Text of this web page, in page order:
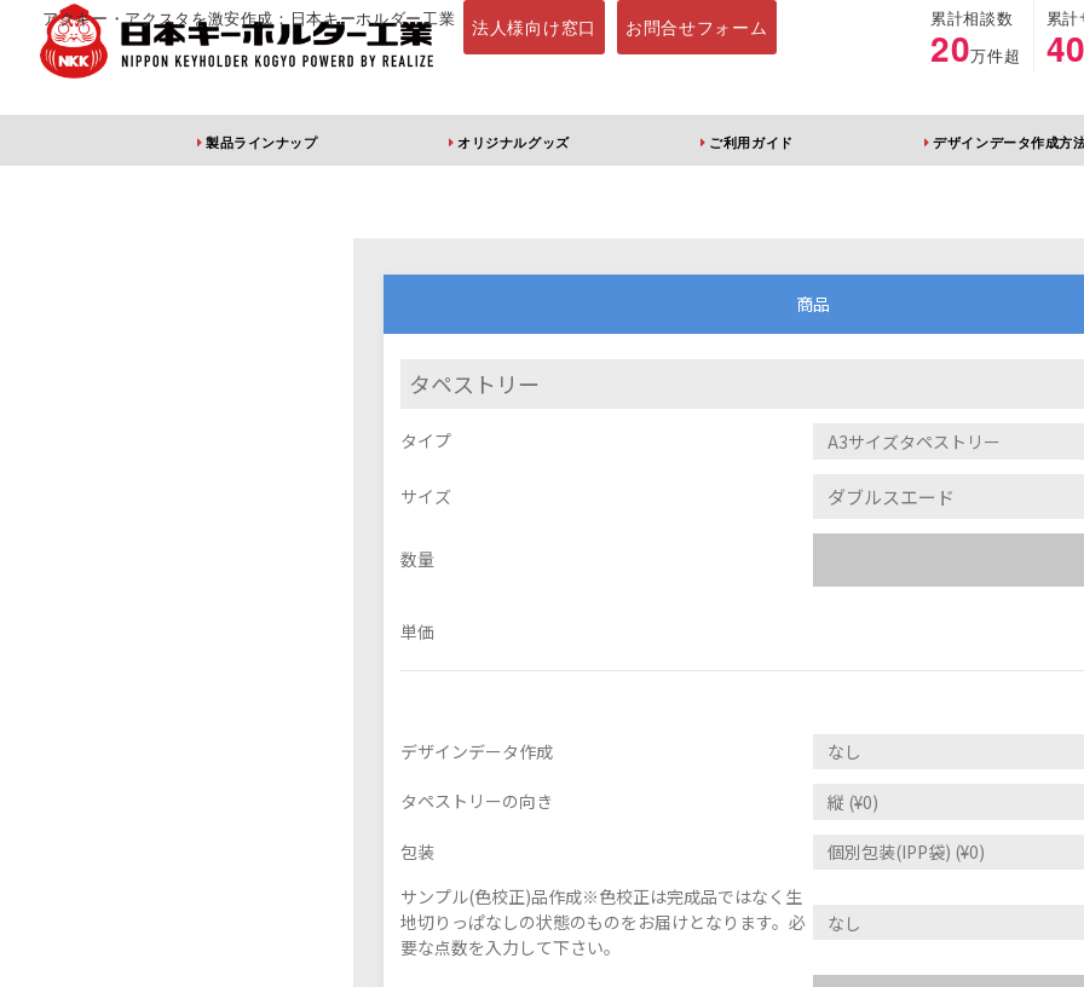
アクキー・アクスタを激安作成：日本キーホルダー工業 法人様向け窓口 お問合せフォーム 累計相談数
20万件超
累
製品ラインナップ オリジナルグッズ ご利用ガイド デザインデータ作成方
アクリルキーホルダー
アクリルスタンド 片
面印刷 無地台座
ふりふりキーホ
商品
タペストリー
タイプ
サイズ
数量
単価
デザインデータ作成
タペストリーの向き
包装
サンプル(色校正)品作成※色校正は完成品ではなく生
地切りっぱなしの状態のものをお届けとなります。必
要な点数を入力して下さい。